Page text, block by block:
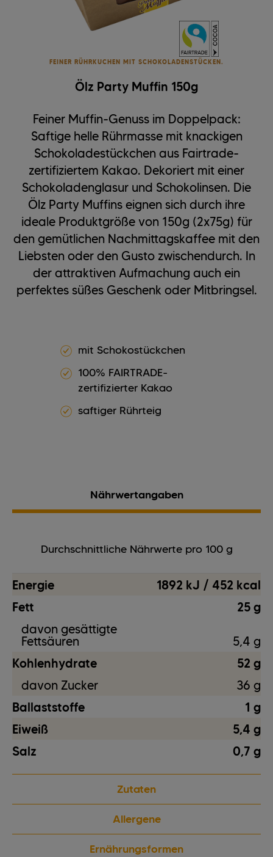
FEINER RÜHRKUCHEN MIT SCHOKOLADENSTÜCKEN.
Ölz Party Muffin 150g
Feiner Muffin-Genuss im Doppelpack:
Saftige helle Rührmasse mit knackigen
Schokoladestückchen aus Fairtrade-
zertifiziertem Kakao. Dekoriert mit einer
Schokoladenglasur und Schokolinsen. Die
Ölz Party Muffins eignen sich durch ihre
ideale Produktgröße von 150g (2x75g) für
den gemütlichen Nachmittagskaffee mit den
Liebsten oder den Gusto zwischendurch. In
der attraktiven Aufmachung auch ein
perfektes süßes Geschenk oder Mitbringsel.
mit Schokostückchen
100% FAIRTRADE-
zertifizierter Kakao
saftiger Rührteig
Nährwertangaben
Durchschnittliche Nährwerte pro 100 g
Energie
1892 kJ / 452 kcal
Fett
25 g
davon gesättigte
Fettsäuren
5,4 g
Kohlenhydrate
52 g
davon Zucker
36 g
Ballaststoffe
1 g
Eiweiß
5,4 g
Salz
0,7 g
Zutaten
Allergene
Ernährungsformen